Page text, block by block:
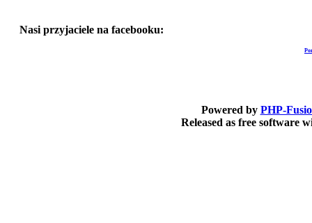
Nasi przyjaciele na facebooku:
Powered by PHP-
Released as free software